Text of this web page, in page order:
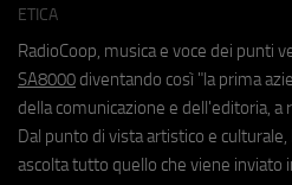
ETICA
RadioCoop, musica e voce dei punti
SA8000 diventando così "la prima
della comunicazione e dell'editoria, a
Dal punto di vista artistico e
ascolta tutto quello che viene inviato